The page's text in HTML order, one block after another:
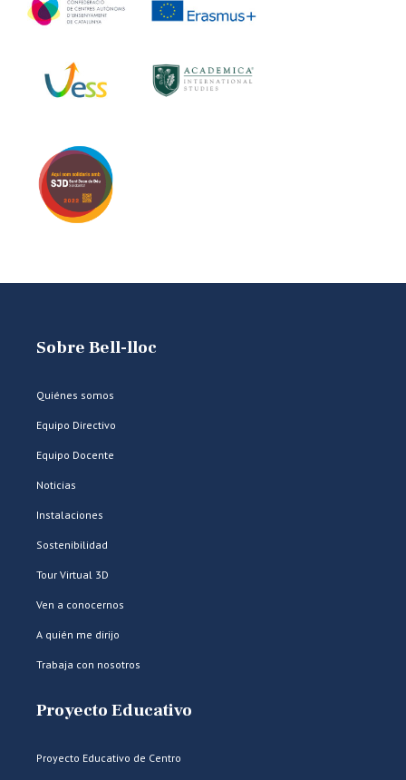
Sobre Bell-lloc
Quiénes somos
Equipo Directivo
Equipo Docente
Noticias
Instalaciones
Sostenibilidad
Tour Virtual 3D
Ven a conocernos
A quién me dirijo
Trabaja con nosotros
Proyecto Educativo
Proyecto Educativo de Centro